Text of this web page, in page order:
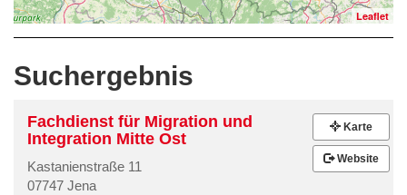
Leaflet
Suchergebnis
Fachdienst für Migration und
Integration Mitte Ost
Kastanienstraße 11
07747 Jena
Karte
Website